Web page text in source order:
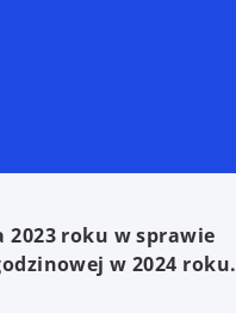
roku w sprawie
w 2024 roku.